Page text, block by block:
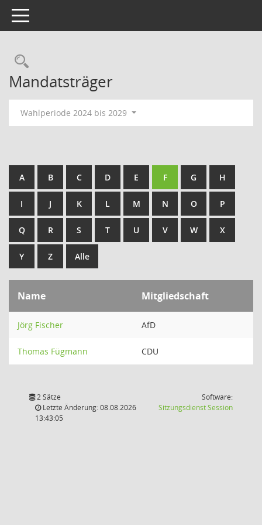
Toggle navigation
Rechercheauswahl
Mandatsträger
Wahlperiode 2024 bis 2029
A B C D E F G H
I J K L M N O P
Q R S T U V W X
Y Z Alle
Name Mitgliedschaft
Jörg Fischer AfD
Thomas Fügmann CDU
2 Sätze
Letzte Änderung: 08.08.2026
13:43:05
Software:
SitzungsdienstSession(Wird in